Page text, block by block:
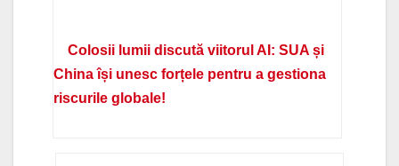
Colosii lumii discută viitorul AI: SUA și
China își unesc forțele pentru a gestiona
riscurile globale!